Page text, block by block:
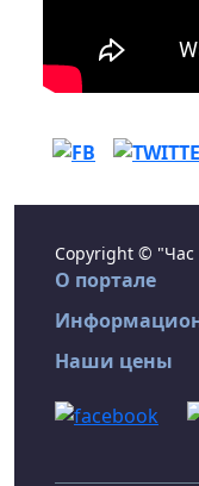
Copyright ©
О портале
Наши цены